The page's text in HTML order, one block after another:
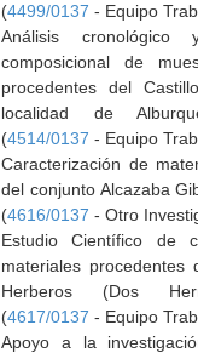
(4499/0137 - Equipo
Análisis cronológico
composicional de
procedentes del
localidad de
(4514/0137 - Equipo
Caracterización de
del conjunto Alcazaba
(4616/0137 - Otro
Estudio Científico de
materiales
Herberos (Dos
(4617/0137 - Equipo
Apoyo a la